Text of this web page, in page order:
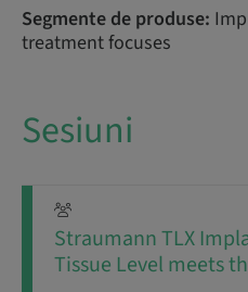
Segmente de produse:
treatment focuses
Sesiuni
Straumann TLX
Tissue Level meets